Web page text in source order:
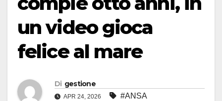
un video gioca
felice al mare
Di gestione
APR 24, 2026 #ANSA